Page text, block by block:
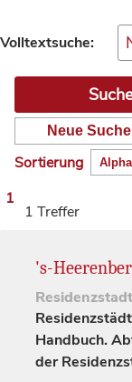
Volltextsuche:
Neue
Sortierung
1
1 Treffer
's-
Residenzstadt
Handbuch.
der